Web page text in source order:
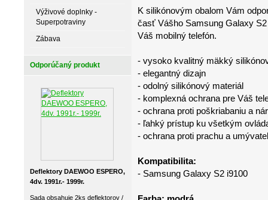
Výživové doplnky -
Superpotraviny
Zábava
Odporúčaný produkt
Deflektory DAEWOO ESPERO,
4dv. 1991r.- 1999r.
Sada obsahuje 2ks deflektorov /
K silikónovým obalom Vám
časť Vášho Samsung Galaxy
Váš mobilný telefón.
- vysoko kvalitný mäkký
- elegantný dizajn
- odolný silikónový materiál
- komplexná ochrana pre Váš
- ochrana proti poškriabaniu a
- ľahký prístup ku všetkým
- ochrana proti prachu a
Kompatibilita:
- Samsung Galaxy S2 i9100